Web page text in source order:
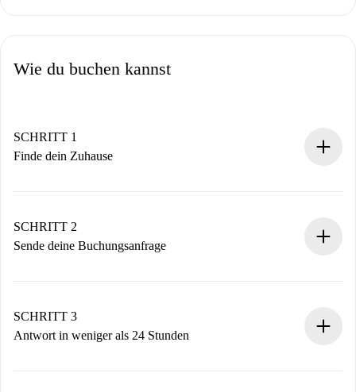
Wie du buchen kannst
SCHRITT 1
Finde dein Zuhause
Du erhältst alle notwendigen Informationen im Voraus.
SCHRITT 2
Sende deine Buchungsanfrage
Denk daran, dass wir dich erst belasten, wenn der
Vermieter zustimmt.
SCHRITT 3
Antwort in weniger als 24 Stunden